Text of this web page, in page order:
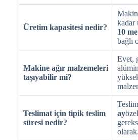
Üretim kapasitesi nedir?
kadar
10
bağlı
Makine ağır malzemeleri
taşıyabilir mi?
Evet,
Teslimat için tipik teslim
süresi nedir?
ay
olarak.